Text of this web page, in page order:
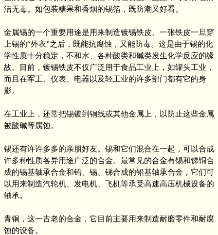
洁无毒。如包装糖果和香烟的锡箔，既防潮又好看。
金属锡的一个重要用途是用来制造镀锡铁皮。一张铁皮一旦穿
上锡的“外衣”之后，既能抗腐蚀，又能防毒。这是由于锡的化
学性质十分稳定，不和水、各种酸类和碱类发生化学反应的缘
故。目前，镀锡铁皮不仅广泛用于食品工业上，如罐头工业，
而且在军工、仪表、电器以及轻工业的许多部门都有它的身
影。
在工业上，还常把锡镀到铜线或其他金属上，以防止这些金属
被酸碱等腐蚀。
锡还有许许多多的亲朋好友。锡和它们混合在一起，可以合成
许多种性质各异用途广泛的合金。最常见的合金有锡和锑铜合
成的锡基轴承合金和铅、锡、锑合成的铅基轴承合金，它们可
以用来制造汽轮机、发电机、飞机等承受高速高压机械设备的
轴承。
青铜，这一古老的合金，它目前主要用来制造耐磨零件和耐腐
蚀的设备。